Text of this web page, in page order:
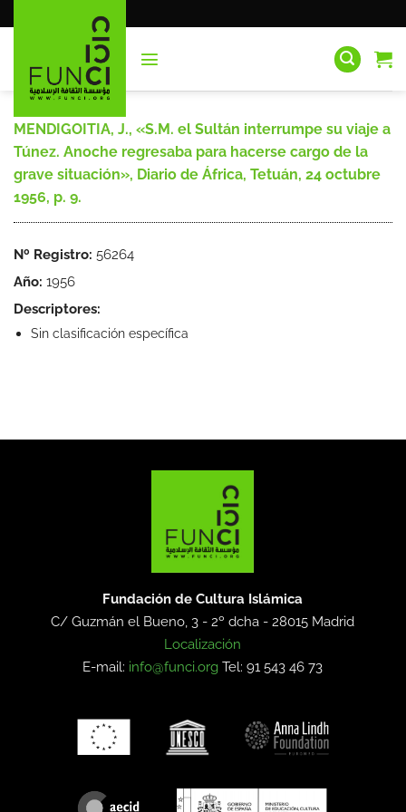
al
MENDIGOITIA, J., «S.M. el Sultán interrumpe su viaje a
Túnez. Anoche regresaba para hacerse cargo de la
grave situación», Diario de África, Tetuán, 24 octubre
1956, p. 9.
Nº Registro: 56264
Año: 1956
Descriptores:
Sin clasificación específica
Fundación de Cultura Islámica
C/ Guzmán el Bueno, 3 - 2º dcha -28015 Madrid
Localización
E-mail: info@funci.org Tel: 91 543 46 73